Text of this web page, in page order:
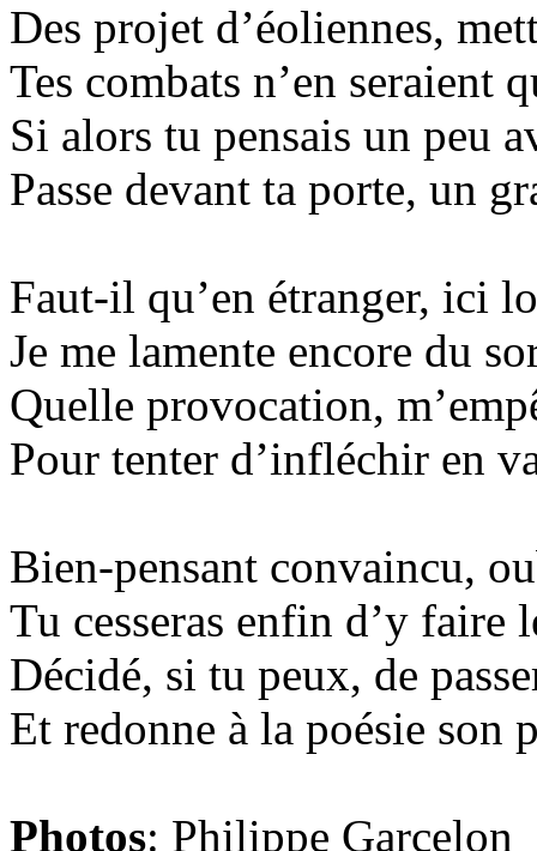
Des projet d’éoliennes,
Tes combats n’en seraient
Si alors tu pensais un peu
Passe devant ta porte, un
Faut-il qu’en étranger, ici
Je me lamente encore du
Quelle provocation,
Pour tenter d’infléchir en
Bien-pensant convaincu,
Tu cesseras enfin d’y faire
Décidé, si tu peux, de
Et redonne à la poésie son
Photos: Philippe Garcelon